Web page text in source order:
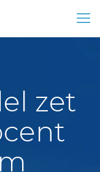
zet